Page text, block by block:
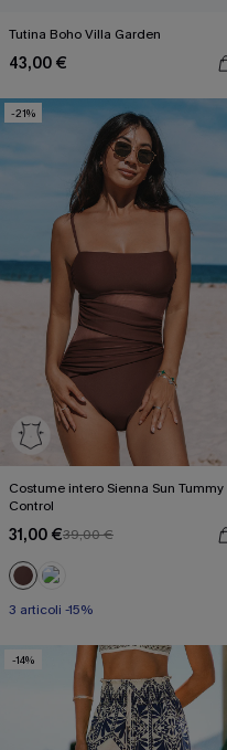
Tutina Boho Villa Garden
43,00 €
-21%
Costume intero Sienna Sun Tummy
Control
31,00 €39,00 €
3 articoli -15%
-14%